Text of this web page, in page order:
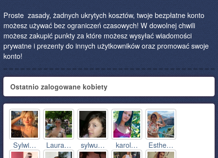
Proste zasady, żadnych ukrytych kosztów, twoje bezpłatne konto
możesz używać bez ograniczeń czasowych! W dowolnej chwili
możesz zakupić punkty za które możesz wysyłać wiadomości
prywatne i prezenty do innych użytkowników oraz promować swoje
konto!
Ostatnio zalogowane kobiety
Sylwi… Laura… sylwu… karol… Esthe…